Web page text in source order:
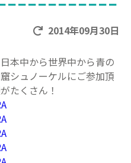
2014年09月30日
本中から世界中から青の
シュノーケルにご参加頂
たくさん！